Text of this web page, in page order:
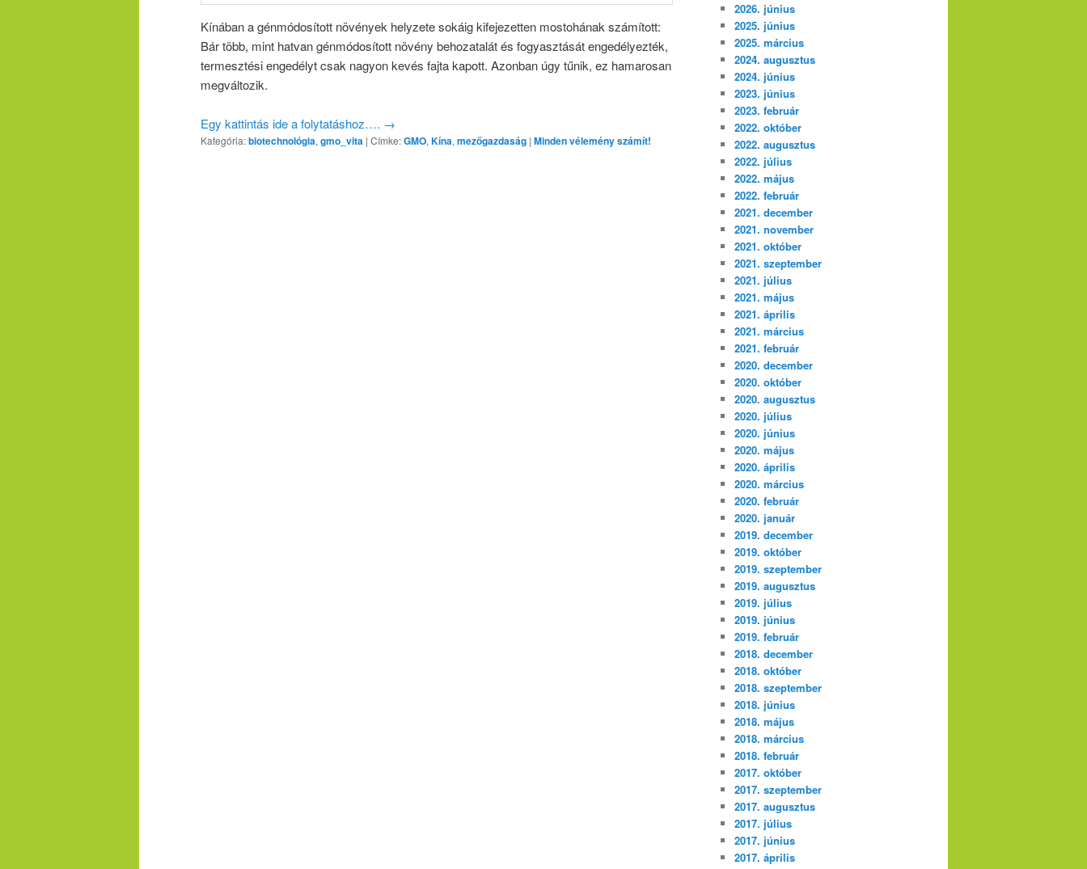
Kínában a génmódosított növények helyzete sokáig kifejezetten mostohának számított:
Bár több, mint hatvan génmódosított növény behozatalát és fogyasztását engedélyezték,
termesztési engedélyt csak nagyon kevés fajta kapott. Azonban úgy tűnik, ez hamarosan
megváltozik.
Egy kattintás ide a folytatáshoz…. →
Kategória:biotechnológia, gmo_vita | Címke:GMO, Kína, mezőgazdaság | Minden vélemény számít!
2026. június
2025. június
2025. március
2024. augusztus
2024. június
2023. június
2023. február
2022. október
2022. augusztus
2022. július
2022. május
2022. február
2021. december
2021. november
2021. október
2021. szeptember
2021. július
2021. május
2021. április
2021. március
2021. február
2020. december
2020. október
2020. augusztus
2020. július
2020. június
2020. május
2020. április
2020. március
2020. február
2020. január
2019. december
2019. október
2019. szeptember
2019. augusztus
2019. július
2019. június
2019. február
2018. december
2018. október
2018. szeptember
2018. június
2018. május
2018. március
2018. február
2017. október
2017. szeptember
2017. augusztus
2017. július
2017. június
2017. április